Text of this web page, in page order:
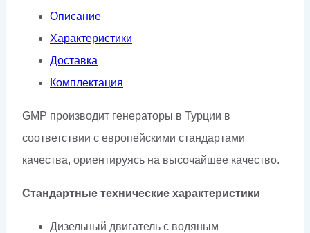
кожухе
Описание
Характеристики
Доставка
Комплектация
GMP производит генераторы в Турции в
соответствии с европейскими стандартами
качества, ориентируясь на высочайшее качество.
Стандартные технические характеристики
Дизельный двигатель с водяным